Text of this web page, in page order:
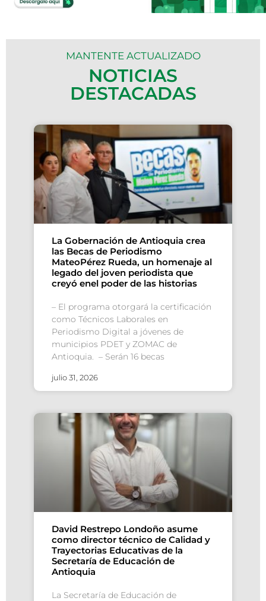
MANTENTE ACTUALIZADO
NOTICIAS
DESTACADAS
La Gobernación de Antioquia crea
las Becas de Periodismo
MateoPérez Rueda, un homenaje al
legado del joven periodista que
creyó enel poder de las historias
– El programa otorgará la certificación
como Técnicos Laborales en
Periodismo Digital a jóvenes de
municipios PDET y ZOMAC de
Antioquia. – Serán 16 becas
julio 31, 2026
David Restrepo Londoño asume
como director técnico de Calidad y
Trayectorias Educativas de la
Secretaría de Educación de
Antioquia
La Secretaría de Educación de